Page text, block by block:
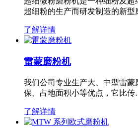
超细粉的生产而研发制造的新
了解详情
雷蒙磨粉机
我们公司专业生产大、中型雷
保、占地面积小等优点，它比
了解详情